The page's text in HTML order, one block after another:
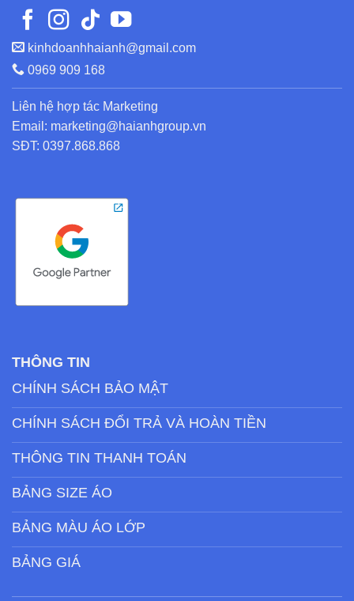
kinhdoanhhaianh@gmail.com
0969 909 168
Liên hệ hợp tác Marketing
Email: marketing@haianhgroup.vn
SĐT: 0397.868.868
THÔNG TIN
CHÍNH SÁCH BẢO MẬT
CHÍNH SÁCH ĐỔI TRẢ VÀ HOÀN TIỀN
THÔNG TIN THANH TOÁN
BẢNG SIZE ÁO
BẢNG MÀU ÁO LỚP
BẢNG GIÁ